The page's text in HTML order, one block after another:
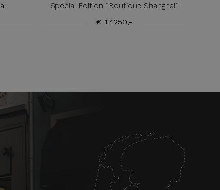
Special Edition “Boutique Shanghai”
€ 17.250,-